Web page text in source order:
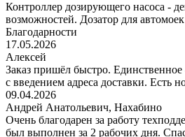
Контроллер дозирующего насоса -
возможностей. Дозатор для
Благодарности
17.05.2026
Алексей
Заказ пришёл быстро.
с введением адреса доставки. Есть
09.04.2026
Андрей Анатольевич, Нахабино
Очень благодарен за работу
был выполнен за 2 рабочих дня.